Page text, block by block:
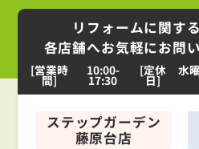
リフォームに関す
各店舗へお気軽にお問
[営業時
間]
10:00-
17:30
[定休
日]
水
ステップガーデン
藤原台店